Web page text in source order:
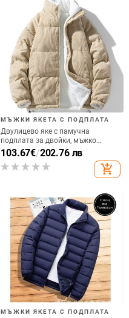
МЪЖКИ ЯКЕТА С ПОДПЛАТА
Двулицево яке с памучна
подплата за двойки, мъжко
зимно яке в нов стил с полар,
удебелено и топло, модерно
марково студентско яке с
103.67€/202.76 лв
add_shopping_cart
МЪЖКИ ЯКЕТА С ПОДПЛАТА